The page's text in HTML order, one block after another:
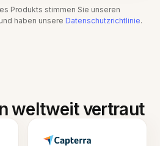
Produkts stimmen Sie unseren
haben unsere Datenschutzrichtlinie.
weltweit vertraut